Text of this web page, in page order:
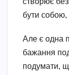
бути собою,
Але є одна
бажання
подумати,